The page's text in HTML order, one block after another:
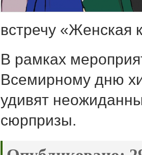
встречу «Женская
В рамках
Всемирному дню
удивят
сюрпризы.